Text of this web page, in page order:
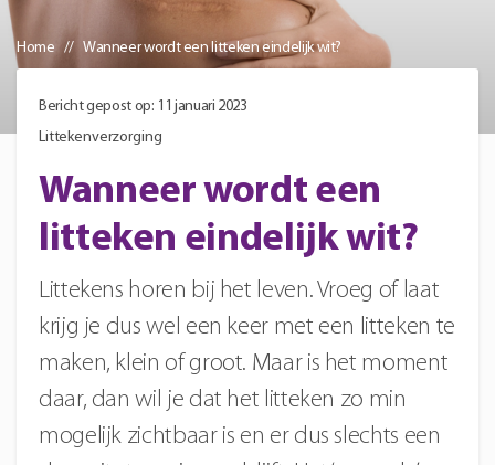
Home Wanneer wordt een litteken eindelijk wit?
Bericht gepost op: 11 januari 2023
Littekenverzorging
Wanneer wordt een
litteken eindelijk wit?
Littekens horen bij het leven. Vroeg of laat
krijg je dus wel een keer met een litteken te
maken, klein of groot. Maar is het moment
daar, dan wil je dat het litteken zo min
mogelijk zichtbaar is en er dus slechts een